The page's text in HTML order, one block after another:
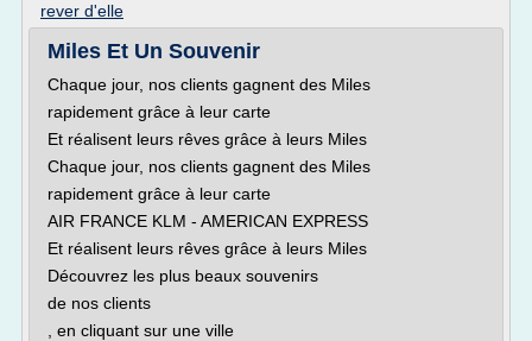
rever d'elle
Miles Et Un Souvenir
Chaque jour, nos clients gagnent des Miles
rapidement grâce à leur carte
Et réalisent leurs rêves grâce à leurs Miles
Chaque jour, nos clients gagnent des Miles
rapidement grâce à leur carte
AIR FRANCE KLM - AMERICAN EXPRESS
Et réalisent leurs rêves grâce à leurs Miles
Découvrez les plus beaux souvenirs
de nos clients
, en cliquant sur une ville